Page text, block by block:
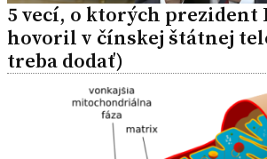
5 vecí, o ktorých
hovoril v čínskej štátnej
treba dodať)